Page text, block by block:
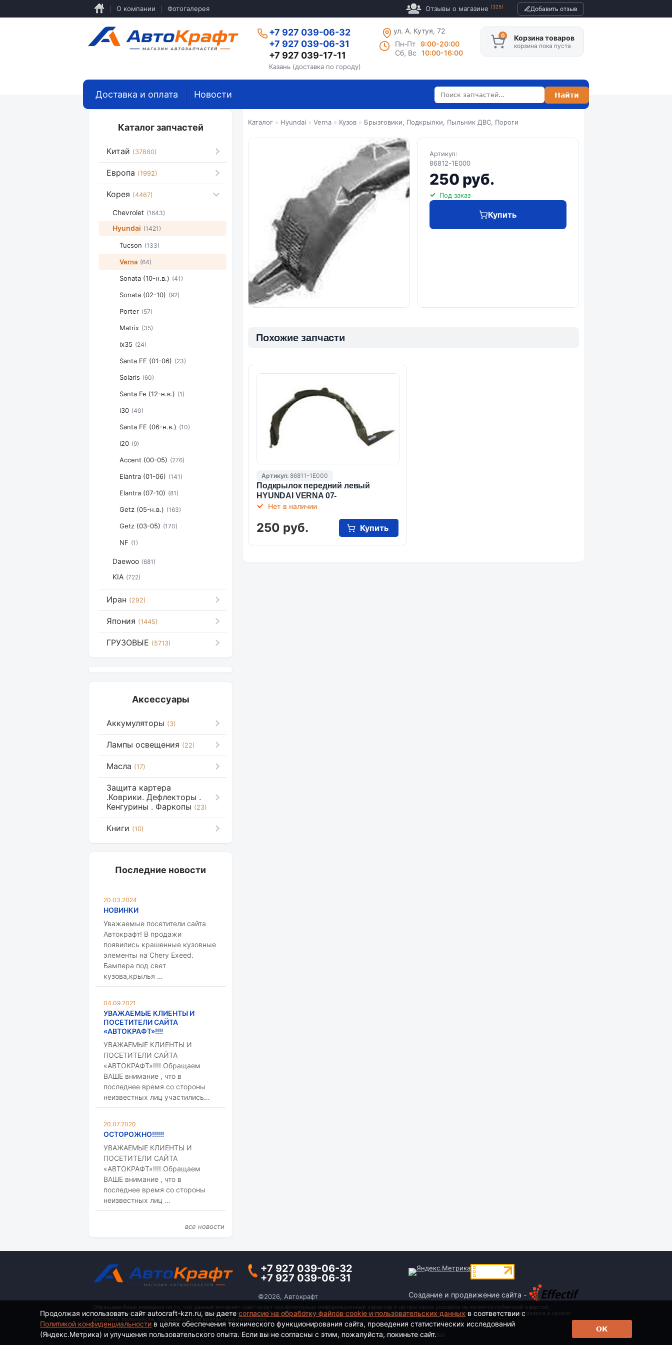
основному
О компании Фотогалерея Отзывы о магазине (325) Добавить отзыв
+7 927 039-06-32
+7 927 039-06-31
+7 927 039-17-11
Казань (доставка по городу)
ул. А. Кутуя, 72
Пн-Пт
9:00-20:00
Сб, Вс
10:00-16:00
Корзина товаров
корзина пока пуста
Каталог » Hyundai » Verna » Кузов » Брызговики, Подкрылки, Пыльник ДВС, Пороги
Артикул:
86812-1E000
250 руб.
Под заказ
Купить
Похожие запчасти
Артикул: 86811-1E000
Подкрылок передний левый
HYUNDAI VERNA 07-
Нет в наличии
250 руб. Купить
Доставка и оплата Новости
Каталог запчастей
Китай (37880)
Европа (1992)
Корея (4467)
Chevrolet (1643)
Hyundai (1421)
Tucson (133)
Verna (64)
Sonata (10-н.в.) (41)
Sonata (02-10) (92)
Porter (57)
Matrix (35)
ix35 (24)
Santa FE (01-06) (23)
Solaris (60)
Santa Fe (12-н.в.) (1)
i30 (40)
Santa FE (06-н.в.) (10)
i20 (9)
Accent (00-05) (276)
Elantra (01-06) (141)
Elantra (07-10) (81)
Getz (05-н.в.) (163)
Getz (03-05) (170)
NF (1)
Daewoo (681)
KIA (722)
Иран (292)
Япония (1445)
ГРУЗОВЫЕ (5713)
Аксессуары
Аккумуляторы (3)
Лампы освещения (22)
Масла (17)
Защита картера
.Коврики. Дефлекторы .
Кенгурины . Фаркопы (23)
Книги (10)
Последние новости
20.03.2024
НОВИНКИ
Уважаемые посетители сайта
Автокрафт! В продажи
появились крашенные кузовные
элементы на Chery Exeed.
Бампера под свет
кузова,крылья …
04.09.2021
УВАЖАЕМЫЕ КЛИЕНТЫ И
ПОСЕТИТЕЛИ САЙТА
«АВТОКРАФТ»!!!!
УВАЖАЕМЫЕ КЛИЕНТЫ И
ПОСЕТИТЕЛИ САЙТА
«АВТОКРАФТ»!!!! Обращаем
ВАШЕ внимание , что в
последнее время со стороны
неизвестных лиц участились…
20.07.2020
ОСТОРОЖНО!!!!!!
УВАЖАЕМЫЕ КЛИЕНТЫ И
ПОСЕТИТЕЛИ САЙТА
«АВТОКРАФТ»!!!! Обращаем
ВАШЕ внимание , что в
последнее время со стороны
неизвестных лиц …
все новости
+7 927 039-06-32
+7 927 039-06-31
©2026, Автокрафт Создание и продвижение сайта -
Обращаем Ваше внимание на то, что данный интернет-сайт носит исключительно информационный характер и ни при каких условиях не является публичной офертой,
определяемой положениями ч. 2 ст. 437 Гражданского кодекса Российской Федерации. Для получения подробной информации о стоимости, наименовании товаров и сроках
доставки, пожалуйста, обращайтесь по контактным телефонам.
Политика конфиденциальности | Согласие на обработку персональных данных
Продолжая использовать сайт autocraft-kzn.ru, вы даетесогласие на обработку файлов cookie и пользовательских данныхв соответствии с
Политикой конфиденциальности в целях обеспечения технического функционирования сайта, проведения статистических исследований
(Яндекс.Метрика) и улучшения пользовательского опыта. Если вы не согласны с этим, пожалуйста, покиньте сайт.
ОК